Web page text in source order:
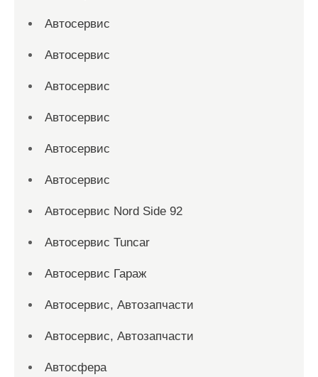
Автосервис
Автосервис
Автосервис
Автосервис
Автосервис
Автосервис
Автосервис Nord Side 92
Автосервис Tuncar
Автосервис Гараж
Автосервис, Автозапчасти
Автосервис, Автозапчасти
Автосфера